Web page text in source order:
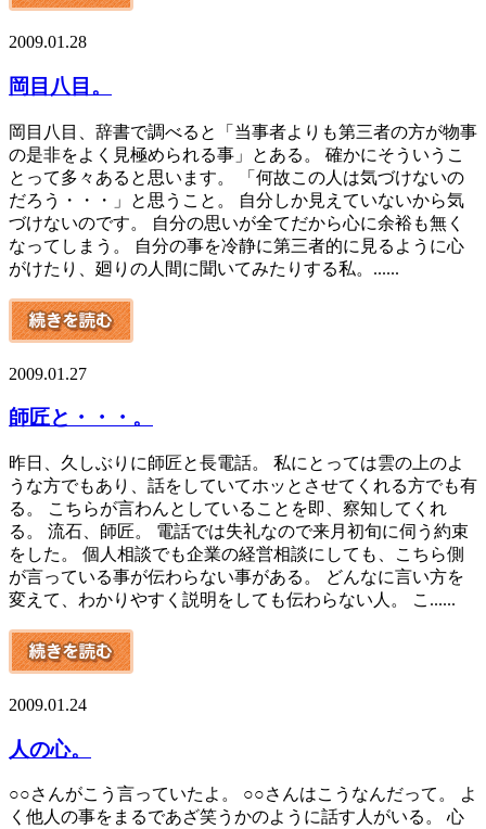
2009.01.28
岡目八目。
岡目八目、辞書で調べると「当事者よりも第三者の方が物事
の是非をよく見極められる事」とある。 確かにそういうこ
とって多々あると思います。 「何故この人は気づけないの
だろう・・・」と思うこと。 自分しか見えていないから気
づけないのです。 自分の思いが全てだから心に余裕も無く
なってしまう。 自分の事を冷静に第三者的に見るように心
がけたり、廻りの人間に聞いてみたりする私。......
2009.01.27
師匠と・・・。
昨日、久しぶりに師匠と長電話。 私にとっては雲の上のよ
うな方でもあり、話をしていてホッとさせてくれる方でも有
る。 こちらが言わんとしていることを即、察知してくれ
る。 流石、師匠。 電話では失礼なので来月初旬に伺う約束
をした。 個人相談でも企業の経営相談にしても、こちら側
が言っている事が伝わらない事がある。 どんなに言い方を
変えて、わかりやすく説明をしても伝わらない人。 こ......
2009.01.24
人の心。
○○さんがこう言っていたよ。 ○○さんはこうなんだって。 よ
く他人の事をまるであざ笑うかのように話す人がいる。 心